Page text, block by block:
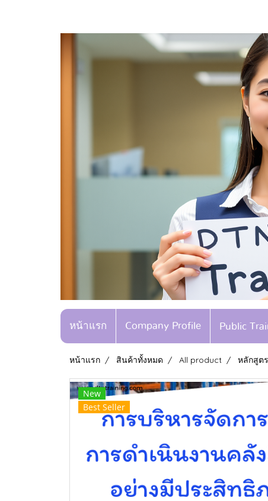
หน้าแรก Company Profile Public
หน้าแรก สินค้าทั้งหมด All product หลักสูต
New
Best Seller